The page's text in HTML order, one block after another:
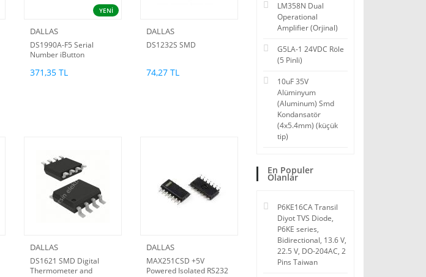
YENİ
DALLAS
DS1990A-F5 Serial
Number iButton
371,35 TL
DALLAS
DS1232S SMD
74,27 TL
DALLAS
DS1621 SMD Digital
Thermometer and
DALLAS
MAX251CSD +5V
Powered Isolated RS232
LM358N Dual
Operational
Amplifier (Orjinal)
G5LA-1 24VDC Röle
(5 Pinli)
10uF 35V
Alüminyum
(Aluminum) Smd
Kondansatör
(4x5.4mm) (küçük
tip)
En Populer
Olanlar
P6KE16CA Transil
Diyot TVS Diode,
P6KE series,
Bidirectional, 13.6 V,
22.5 V, DO-204AC, 2
Pins Taiwan